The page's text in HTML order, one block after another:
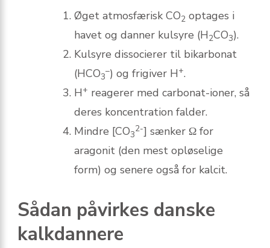
Øget atmosfærisk CO2 optages i
havet og danner kulsyre (H2CO3).
Kulsyre dissocierer til bikarbonat
(HCO3
–) og frigiver H+.
H+ reagerer med carbonat-ioner, så
deres koncentration falder.
Mindre [CO3
2-] sænker Ω for
aragonit (den mest opløselige
form) og senere også for kalcit.
Sådan påvirkes danske
kalkdannere